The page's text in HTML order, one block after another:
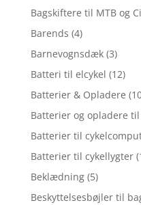
Bagskiftere til MTB og
Barends (4)
Barnevognsdæk (3)
Batteri til elcykel (12)
Batterier & Opladere
Batterier og opladere
Batterier til
Batterier til cykellygter
Beklædning (5)
Beskyttelsesbøjler til